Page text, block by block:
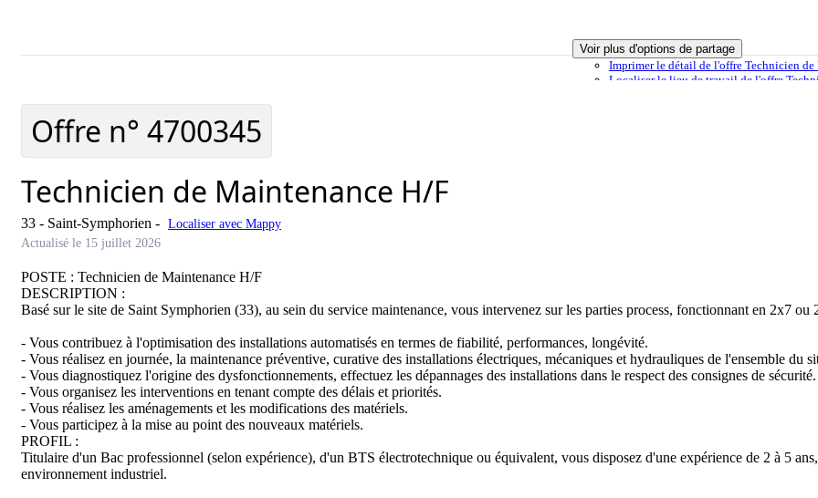
Voir plus d'options de partage
Imprimerle détail de l'offre Technicien
Localiserle lieu de travail de l'offre
Offre n° 4700345
Technicien de Maintenance H/F
33 - Saint-Symphorien - Localiser avec Mappy
Actualisé le 15 juillet 2026
POSTE : Technicien de Maintenance H/F
DESCRIPTION :
Basé sur le site de Saint Symphorien (33), au sein du service maintenance, vous intervenez sur les parties process, fonctionnant en 2x7 ou
- Vous contribuez à l'optimisation des installations automatisés en termes de fiabilité, performances, longévité.
- Vous réalisez en journée, la maintenance préventive, curative des installations électriques, mécaniques et hydrauliques de l'ensemble du
- Vous diagnostiquez l'origine des dysfonctionnements, effectuez les dépannages des installations dans le respect des consignes de sécurité.
- Vous organisez les interventions en tenant compte des délais et priorités.
- Vous réalisez les aménagements et les modifications des matériels.
- Vous participez à la mise au point des nouveaux matériels.
PROFIL :
Titulaire d'un Bac professionnel (selon expérience), d'un BTS électrotechnique ou équivalent, vous disposez d'une expérience de 2 à 5
environnement industriel.